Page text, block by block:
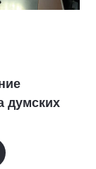
думских